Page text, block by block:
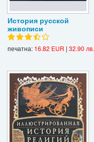
История русской
живописи
печатна: 16.82 EUR | 32.90 лв.